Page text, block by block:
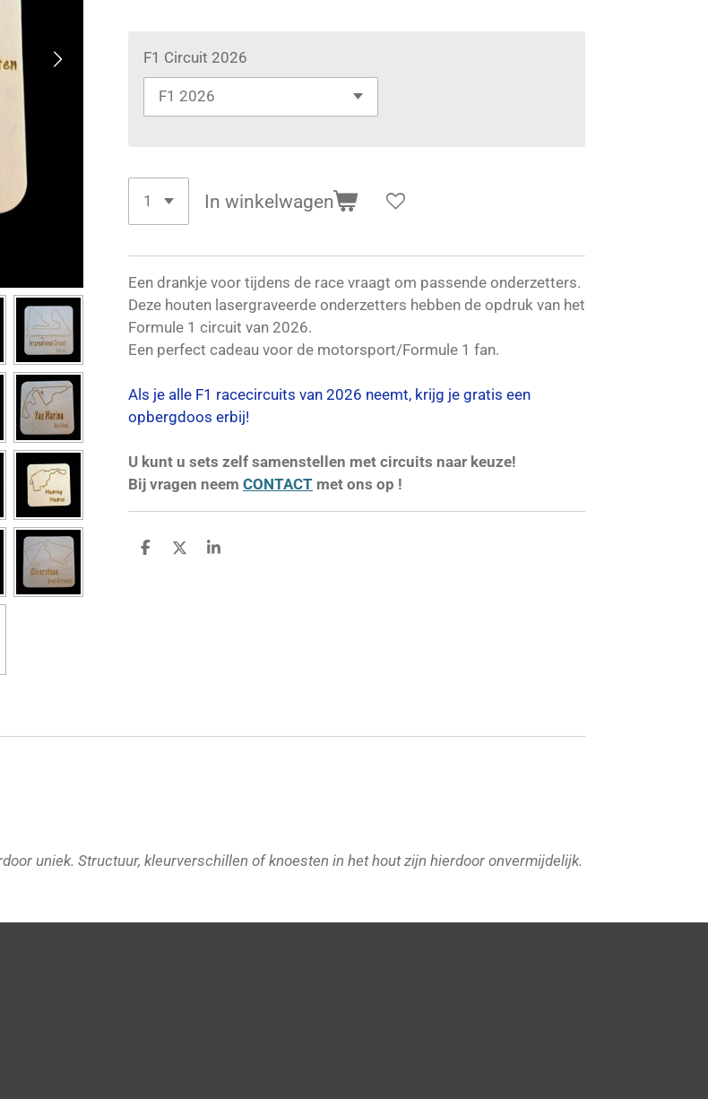
F1 Circuit 2026
In winkelwagen
Een drankje voor tijdens de race vraagt om passende onderzetters.
Deze houten lasergraveerde onderzetters hebben de opdruk van het
Formule 1 circuit van 2026.
Een perfect cadeau voor de motorsport/Formule 1 fan.
Als je alle F1 racecircuits van 2026 neemt, krijg je gratis een
opbergdoos erbij!
U kunt u sets zelf samenstellen met circuits naar keuze!
Bij vragen neem CONTACT met ons op !
D
D
S
uniek. Structuur, kleurverschillen of knoesten in het hout zijn hierdoor onvermijdelijk.